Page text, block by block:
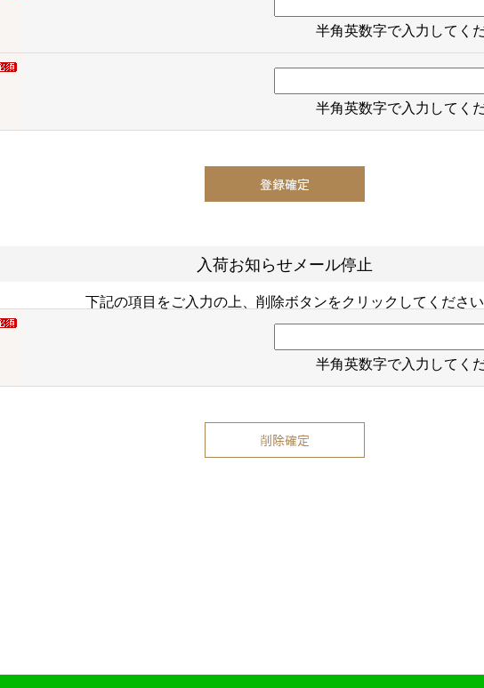
半角英数字で入力してく
半角英数字で入力してく
入荷お知らせメール停止
下記の項目をご入力の上、削除ボタンをクリックしてください
半角英数字で入力してく